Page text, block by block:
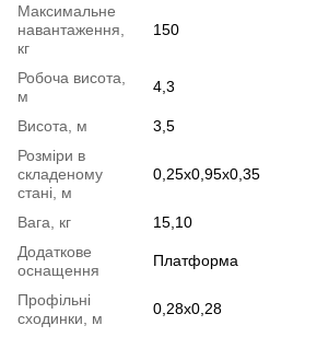
Максимальне
навантаження,
кг
150
Робоча висота,
м
4,3
Висота, м
3,5
Розміри в
складеному
стані, м
0,25x0,95x0,35
Вага, кг
15,10
Додаткове
оснащення
Платформа
Профільні
сходинки, м
0,28х0,28